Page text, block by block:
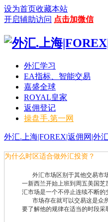
设为首页收藏本站
开启辅助访问 点击加微信
外汇学习
EA指标、智能交易
嘉盛全球
ROYAL皇家
返佣登记
操盘手.第一网
外汇.上海|FOREX|返佣网|外
为什么时区适合做外汇投资？
外汇市场区别于其他交易市场
一新西兰开始上班到周五美国
汇市场是一个不停止连续不断的
市场存在就可以交易这是众所
要了解他的规律在适当的时段